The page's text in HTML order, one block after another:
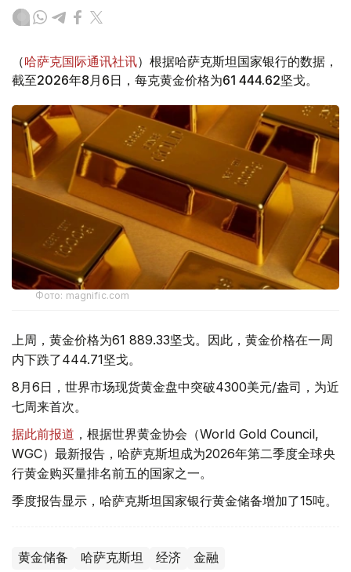
（哈萨克国际通讯社讯）根据哈萨克斯坦国家银行的数据，
截至2026年8月6日，每克黄金价格为61 444.62坚戈。
Фото: magnific.com
上周，黄金价格为61 889.33坚戈。因此，黄金价格在一周
内下跌了444.71坚戈。
8月6日，世界市场现货黄金盘中突破4300美元/盎司，为近
七周来首次。
据此前报道 ，根据世界黄金协会（World Gold Council,
WGC）最新报告，哈萨克斯坦成为2026年第二季度全球央
行黄金购买量排名前五的国家之一。
季度报告显示，哈萨克斯坦国家银行黄金储备增加了15吨。
黄金储备 哈萨克斯坦 经济 金融